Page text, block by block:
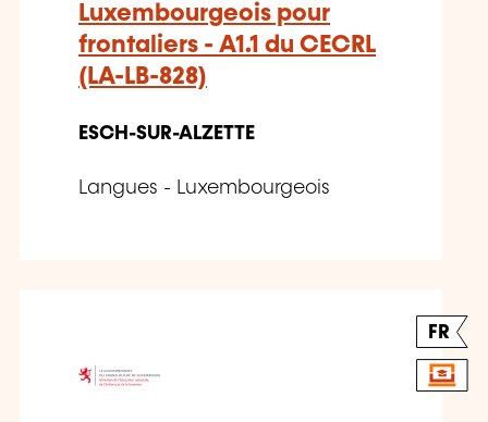
Luxembourgeois pour
frontaliers - A1.1 du CECRL
(LA-LB-828)
ESCH-SUR-ALZETTE
Langues - Luxembourgeois
FR